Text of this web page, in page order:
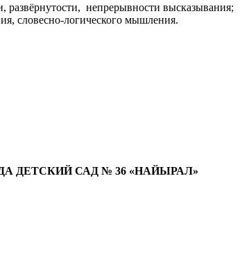
развёрнутости, непрерывности высказывания;
словесно-логического мышления.
ДЕТСКИЙ САД № 36 «НАЙЫРАЛ»